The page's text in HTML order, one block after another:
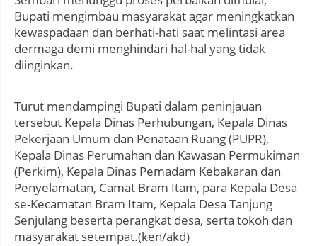
Bupati mengimbau masyarakat agar meningkatkan
kewaspadaan dan berhati-hati saat melintasi area
dermaga demi menghindari hal-hal yang tidak
diinginkan.
Turut mendampingi Bupati dalam peninjauan
tersebut Kepala Dinas Perhubungan, Kepala Dinas
Pekerjaan Umum dan Penataan Ruang (PUPR),
Kepala Dinas Perumahan dan Kawasan Permukiman
(Perkim), Kepala Dinas Pemadam Kebakaran dan
Penyelamatan, Camat Bram Itam, para Kepala Desa
se-Kecamatan Bram Itam, Kepala Desa Tanjung
Senjulang beserta perangkat desa, serta tokoh dan
masyarakat setempat.(ken/akd)